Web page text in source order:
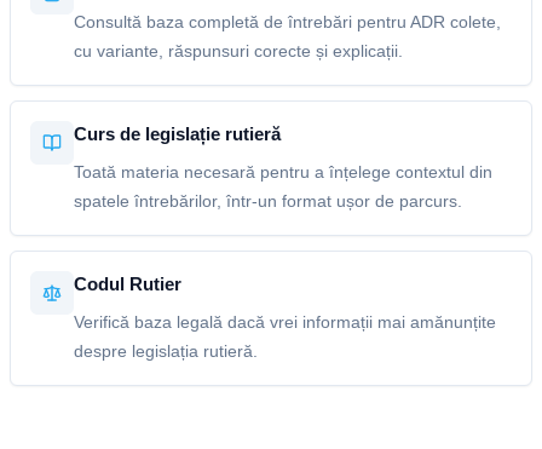
Consultă baza completă de întrebări pentru ADR colete,
cu variante, răspunsuri corecte și explicații.
Curs de legislație rutieră
Toată materia necesară pentru a înțelege contextul din
spatele întrebărilor, într-un format ușor de parcurs.
Codul Rutier
Verifică baza legală dacă vrei informații mai amănunțite
despre legislația rutieră.